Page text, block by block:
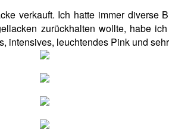
verkauft. Ich hatte immer diverse
zurückhalten wollte, habe
intensives, leuchtendes Pink und